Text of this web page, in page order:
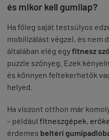
és mikor kell gumilap?
Ha főleg saját testsúlyos
mobilizálást végzel, és nem
általában elég egyfitnesz
puzzle szőnyeg. Ezek
és könnyen feltekerhetők
helyed.
Ha viszont otthon már
– például fitneszgépek,
érdemes beltéri